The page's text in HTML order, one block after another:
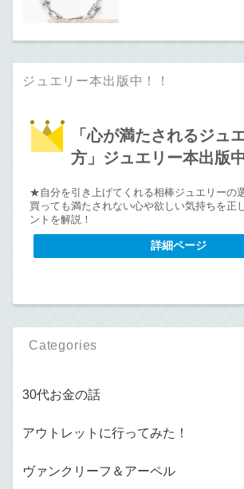
ジュエリー本出版中！！
「心が満たされるジュ
方」ジュエリー本出版中
★自分を引き上げてくれる相棒ジュエリーの
買っても満たされない心や欲しい気持ちを正
ントを解説！
詳細ページ
Categories
30代お金の話
アウトレットに行ってみた！
ヴァンクリーフ＆アーペル